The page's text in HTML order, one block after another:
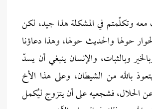
وتكلّمتم في المشكلة هذا جيد، لكن
حولها والحديث حولها، وهذا دعاؤنا
وبالثبات، والإنسان ينبغي أن يسدّ
بالله من الشيطان، وعلى هذا الأخ
الحلال، فشجعيه على أن يتزوج ليُكمل